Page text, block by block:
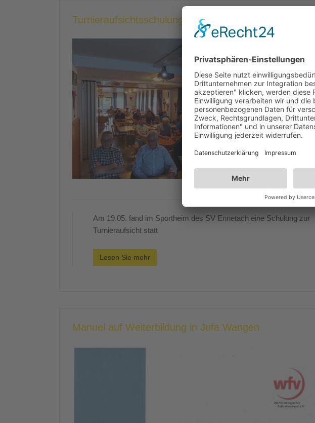
Turnieraufsichtsschulung beim SV Ennetach
Am 19.05. fand im Sportheim des SV Ennetach eine Schulung zur
Turnieraufsicht statt
Lesen Sie mehr
Manuel auf Weiterbildung in Jufa Wangen